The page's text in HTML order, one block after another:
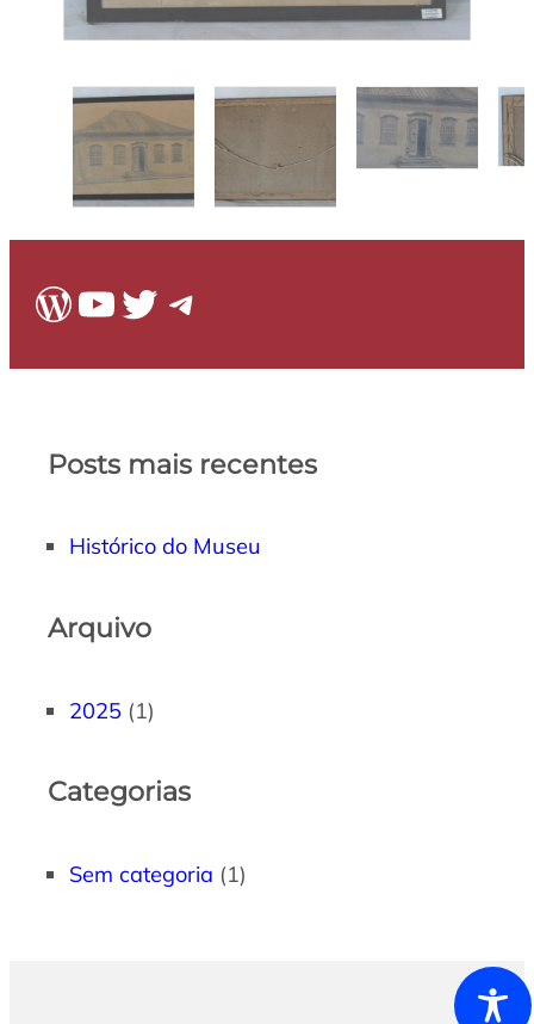
WordPress
Youtube
Twitter
Telegram
Posts mais recentes
Histórico do Museu
Arquivo
2025 (1)
Categorias
Sem categoria (1)